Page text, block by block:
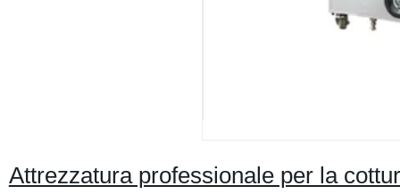
Attrezzatura professionale per la